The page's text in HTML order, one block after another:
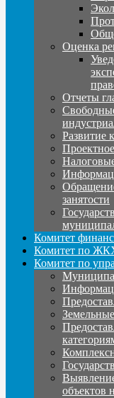
Оценка
Отчеты
Развитие
занятости
Комитет
Комитет по
Комитет по
объектов